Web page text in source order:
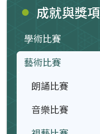
成就與獎項
學術比賽
藝術比賽
朗誦比賽
音樂比賽